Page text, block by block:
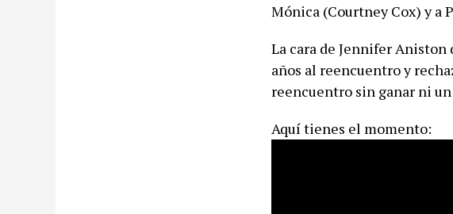
Mónica (Courtney Cox) y a
La cara de Jennifer
años al reencuentro y
reencuentro sin ganar ni
Aquí tienes el momento: